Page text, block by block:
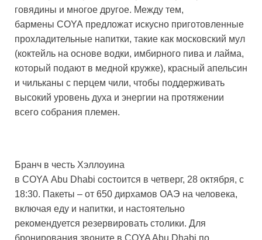
говядины и многое другое. Между тем,
бармены COYA предложат искусно приготовленные
прохладительные напитки, такие как московский мул
(коктейль на основе водки, имбирного пива и лайма,
который подают в медной кружке), красный апельсин
и чильканы с перцем чили, чтобы поддерживать
высокий уровень духа и энергии на протяжении
всего собрания племен.
Бранч в честь Хэллоуина
в COYA Abu Dhabi состоится в четверг, 28 октября, с
18:30. Пакеты – от 650 дирхамов ОАЭ на человека,
включая еду и напитки, и настоятельно
рекомендуется резервировать столики. Для